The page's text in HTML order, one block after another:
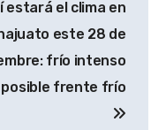
estará el clima en
este 28 de
frío intenso
posible frente frío